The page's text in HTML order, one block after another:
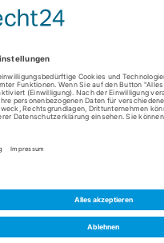
9958376
IMPRESSUM DATENSCHUTZ
KONTAKT